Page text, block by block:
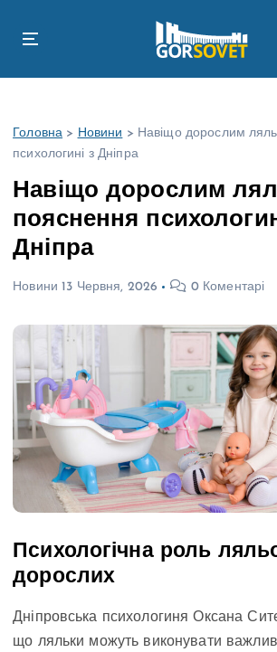
Головна > Новини > Навіщо дорослим
психологині з Дніпра
Навіщо дорослим
пояснення
Дніпра
Новини 13 Червня, 2026 0 Коментарі
Психологічна роль
дорослих
Дніпровська психологиня Оксана
що ляльки можуть виконувати